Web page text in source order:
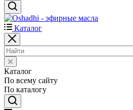
Каталог
Каталог
По всему сайту
По каталогу